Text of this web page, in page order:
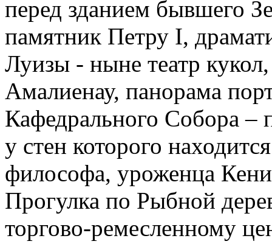
перед зданием бывшего
памятник Петру I,
Луизы - ныне театр
Амалиенау, панорама
Кафедрального Собора –
у стен которого
философа, уроженца
Прогулка по Рыбной
торгово-ремесленному